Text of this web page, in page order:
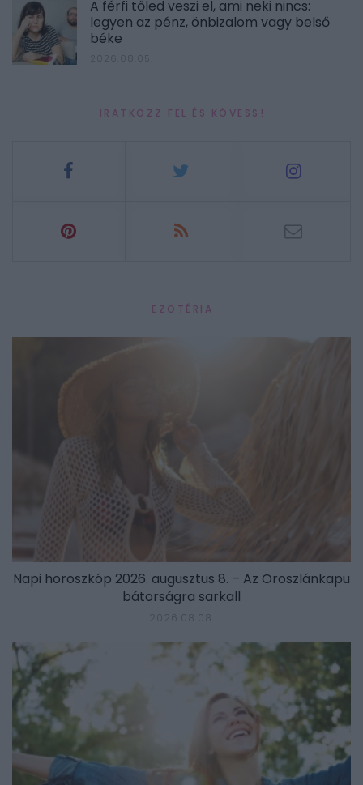
A férfi tőled veszi el, ami neki nincs:
legyen az pénz, önbizalom vagy belső
béke
IRATKOZZ FEL ÉS KÖVESS!
EZOTÉRIA
Napi horoszkóp 2026. augusztus 8. – Az Oroszlánkapu
bátorságra sarkall